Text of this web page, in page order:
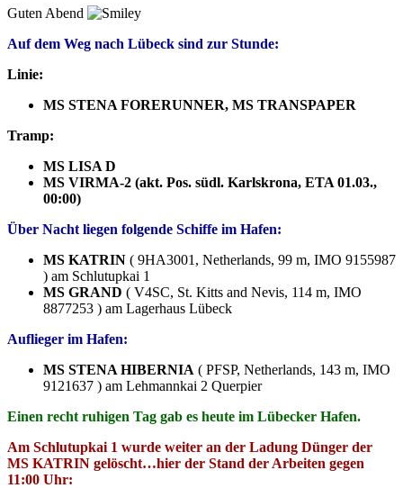
Guten Abend
Auf dem Weg nach Lübeck sind zur Stunde:
Linie:
MS STENA FORERUNNER, MS TRANSPAPER
Tramp:
MS LISA D
MS VIRMA-2 (akt. Pos. südl. Karlskrona, ETA 01.03.,
00:00)
Über Nacht liegen folgende Schiffe im Hafen:
MS KATRIN ( 9HA3001, Netherlands, 99 m, IMO 9155987
) am Schlutupkai 1
MS GRAND ( V4SC, St. Kitts and Nevis, 114 m, IMO
8877253 ) am Lagerhaus Lübeck
Auflieger im Hafen:
MS STENA HIBERNIA ( PFSP, Netherlands, 143 m, IMO
9121637 ) am Lehmannkai 2 Querpier
Einen recht ruhigen Tag gab es heute im Lübecker Hafen.
Am Schlutupkai 1 wurde weiter an der Ladung Dünger der
MS KATRIN gelöscht…hier der Stand der Arbeiten gegen
11:00 Uhr: